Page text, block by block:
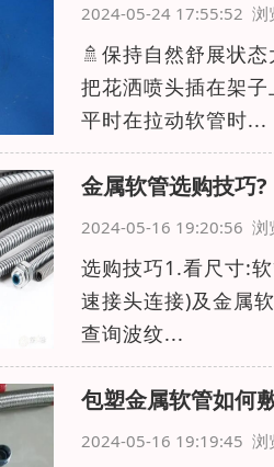
2024-05-24 17:55:52 浏
🚿保持自然舒展状
把花洒喷头插在架
平时在拉动软管时...
金属软管选购技巧?
2024-05-16 19:20:56 浏
选购技巧1.看尺寸:
速接头连接)及金属
查询波纹...
包塑金属软管如何
2024-05-16 19:19:45 浏